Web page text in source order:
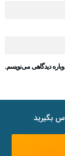
دیدگاهی می‌نویسم.
بگیرید